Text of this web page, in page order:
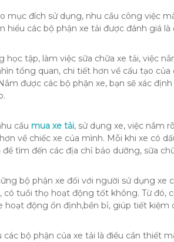
mục đích sử dụng, nhu cầu công việc
hiểu các bộ phận xe tải được đánh giá là
tập, làm việc sữa chữa xe tải, việc
tổng quan, chi tiết hơn về cấu tạo
được các bộ phận xe, bạn sẽ xác
cầu mua xe tải, sử dụng xe, việc nắm
về chiếc xe của mình. Mỗi khi xe có
tìm đến các địa chỉ bảo dưỡng, sữa
bộ phận xe đối với người sử dụng
có tuổi thọ hoạt động tốt không. Từ đó,
hoạt động ổn định,bền bỉ, giúp tiết kiệm
bộ phận của xe tải là điều cần thiết